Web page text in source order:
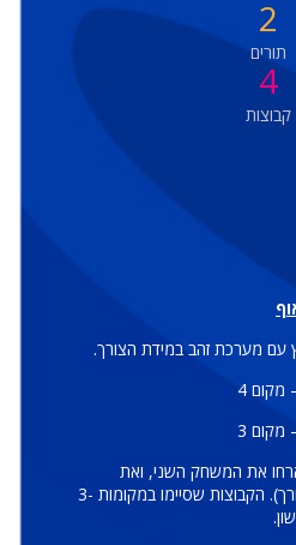
2
תורים
4
קבוצות
עם מערכת זהב במידת הצורך.
במקומות 1-2 יארחו את המשחק השני, ואת
מערכת הזהב (במידת הצורך). הקבוצות שסיימו במקומות 3-